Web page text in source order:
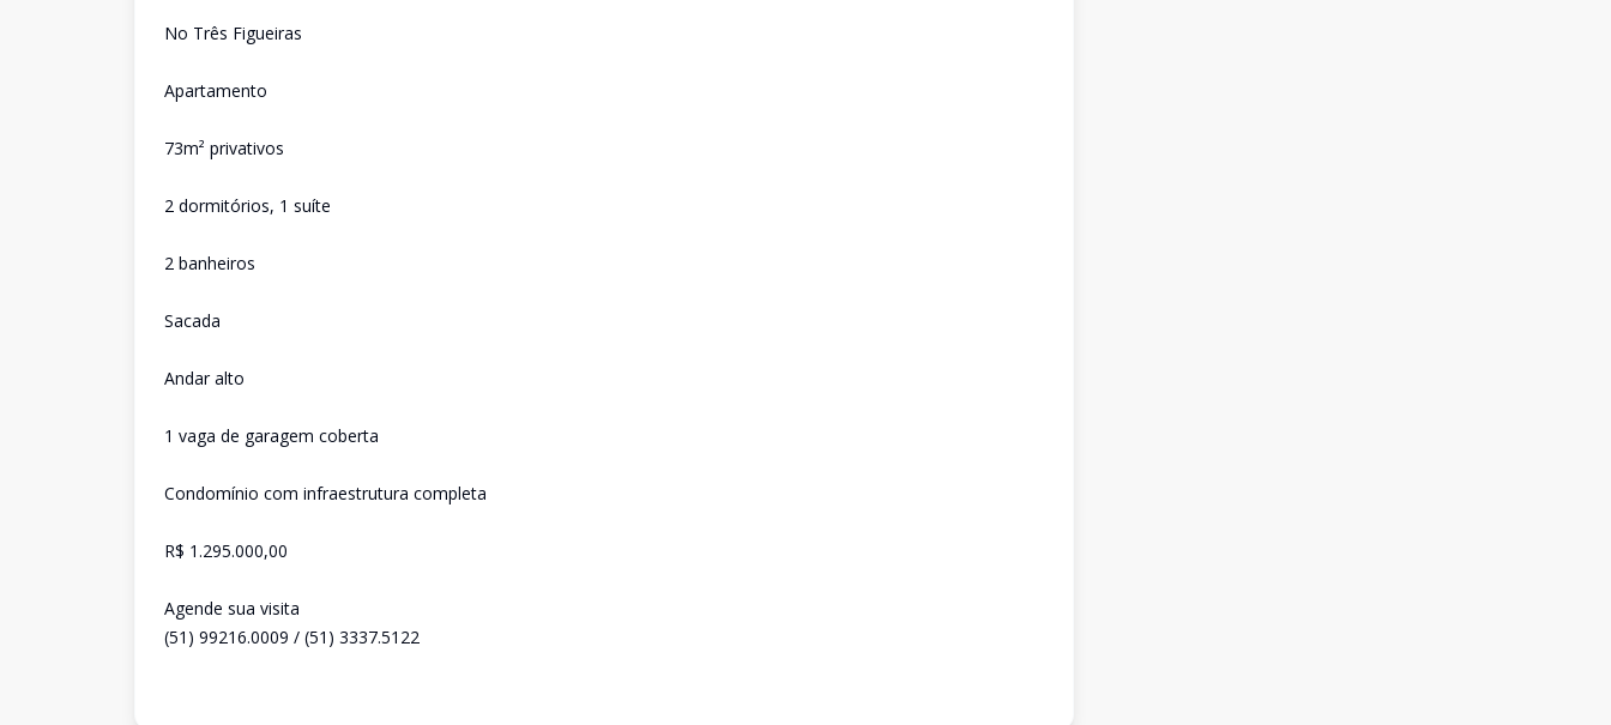
No Três Figueiras
Apartamento
73m² privativos
2 dormitórios, 1 suíte
2 banheiros
Sacada
Andar alto
1 vaga de garagem coberta
Condomínio com infraestrutura completa
R$ 1.295.000,00
Agende sua visita
(51) 99216.0009 / (51) 3337.5122